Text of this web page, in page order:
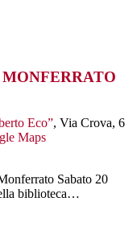
Eco”, Via Crova, 6
Maps
Sabato 20
biblioteca…